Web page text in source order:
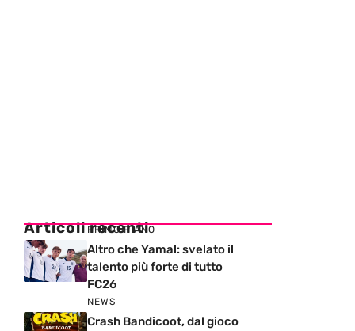
Articoli recenti
PRIMO PIANO
Altro che Yamal: svelato il
talento più forte di tutto
FC26
NEWS
Crash Bandicoot, dal gioco